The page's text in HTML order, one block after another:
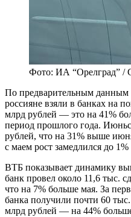
Фото: ИА “Орелград” /
По предварительным данным
россияне взяли в банках на
млрд рублей — это на 41%
период прошлого года.
рублей, что на 31% выше
с маем рост замедлился до 1%
ВТБ показывает динамику
банк провел около 11,6 тыс.
что на 7% больше мая. За
банка получили почти 60
млрд рублей — на 44%